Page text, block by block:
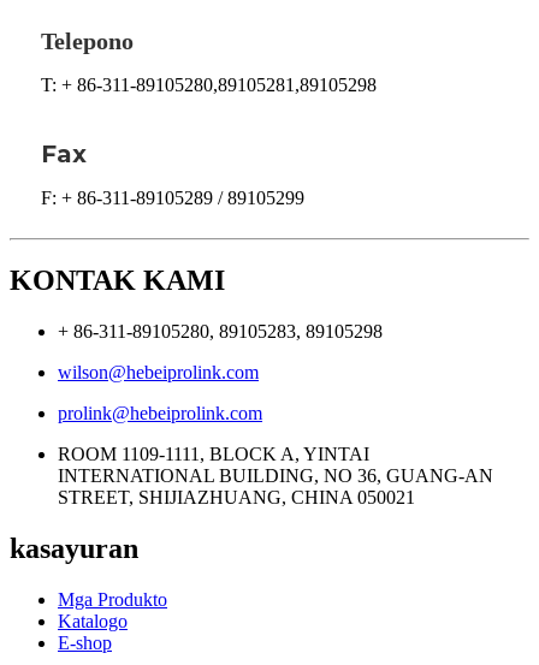
Telepono
T: + 86-311-89105280,89105281,89105298
Fax
F: + 86-311-89105289 / 89105299
KONTAK KAMI
+ 86-311-89105280, 89105283, 89105298
wilson@hebeiprolink.com
prolink@hebeiprolink.com
ROOM 1109-1111, BLOCK A, YINTAI
INTERNATIONAL BUILDING, NO 36, GUANG-AN
STREET, SHIJIAZHUANG, CHINA 050021
kasayuran
Mga Produkto
Katalogo
E-shop